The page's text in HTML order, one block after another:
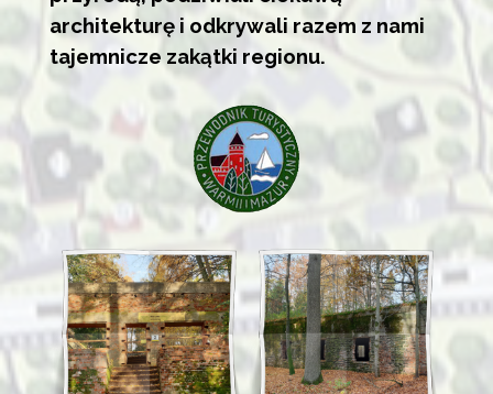
architekturę i odkrywali razem z nami
tajemnicze zakątki regionu.